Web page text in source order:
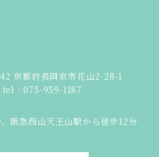
京都府長岡京市花山2-28-1
tel : 075-959-1187
阪急西山天王山駅から徒歩12分